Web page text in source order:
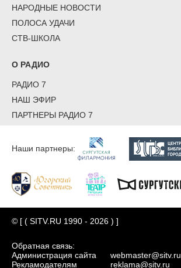
НАРОДНЫЕ НОВОСТИ
ПОЛОСА УДАЧИ
СТВ-ШКОЛА
О РАДИО
РАДИО 7
НАШ ЭФИР
ПАРТНЕРЫ РАДИО 7
Наши партнеры:
© [ ( SITV.RU 1990 - 2026 ) ]
Обратная связь:
Администрация сайта
Рекламодателям
webmaster@sitv.ru
reklama@sitv.ru